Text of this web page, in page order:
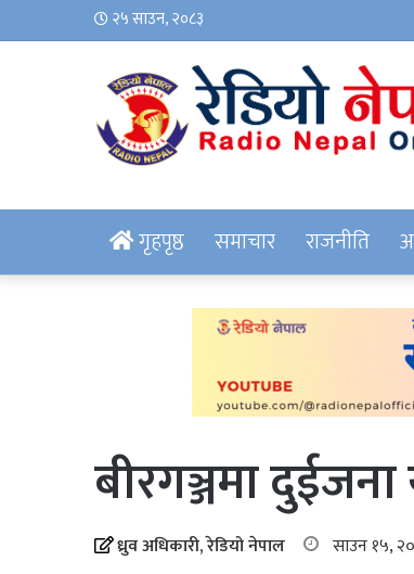
२५ साउन, २०८३
गृहपृष्ठ समाचार राजनीति
बीरगञ्जमा
ध्रुव अधिकारी, रेडियो नेपाल साउन १५,